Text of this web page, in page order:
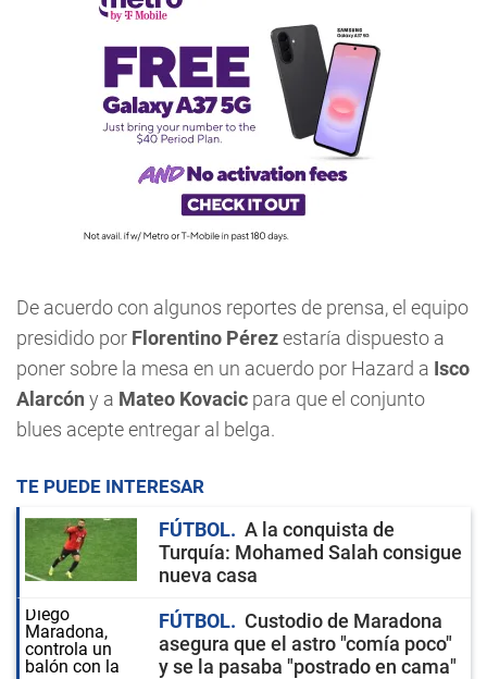
De acuerdo con algunos reportes de prensa, el equipo
presidido por Florentino Pérezestaría dispuesto a
poner sobre la mesa en un acuerdo por Hazard a Isco
Alarcón y a Mateo Kovacic para que el conjunto
blues acepte entregar al belga.
TE PUEDE INTERESAR
FÚTBOL
A la conquista de
Turquía: Mohamed Salah consigue
nueva casa
FÚTBOL
Custodio de Maradona
asegura que el astro "comía poco"
y se la pasaba "postrado en cama"